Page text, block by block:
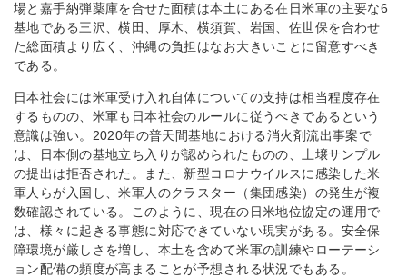
場と嘉手納弾薬庫を合せた面積は本土にある在日米軍の主要な6
基地である三沢、横田、厚木、横須賀、岩国、佐世保を合わせ
た総面積より広く、沖縄の負担はなお大きいことに留意すべき
である。
日本社会には米軍受け入れ自体についての支持は相当程度存在
するものの、米軍も日本社会のルールに従うべきであるという
意識は強い。2020年の普天間基地における消火剤流出事案で
は、日本側の基地立ち入りが認められたものの、土壌サンプル
の提出は拒否された。また、新型コロナウイルスに感染した米
軍人らが入国し、米軍人のクラスター（集団感染）の発生が複
数確認されている。このように、現在の日米地位協定の運用で
は、様々に起きる事態に対応できていない現実がある。安全保
障環境が厳しさを増し、本土を含めて米軍の訓練やローテーシ
ョン配備の頻度が高まることが予想される状況でもある。